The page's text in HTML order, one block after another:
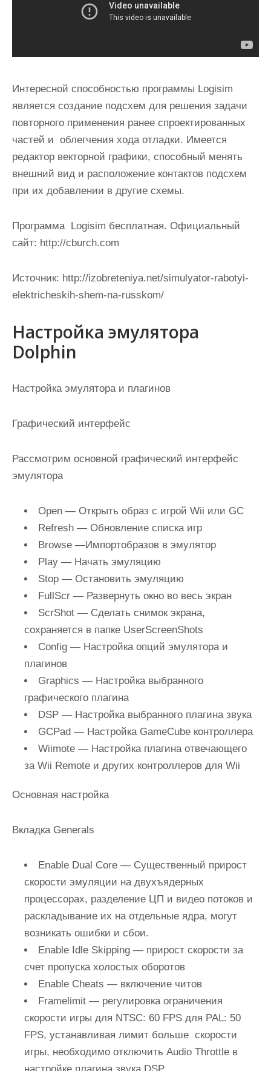
Интересной способностью программы Logisim
является создание подсхем для решения задачи
повторного применения ранее спроектированных
частей и облегчения хода отладки. Имеется
редактор векторной графики, способный менять
внешний вид и расположение контактов подсхем
при их добавлении в другие схемы.
Программа Logisim бесплатная. Официальный
сайт: http://cburch.com
Источник: http://izobreteniya.net/simulyator-rabotyi-
elektricheskih-shem-na-russkom/
Настройка эмулятора
Dolphin
Настройка эмулятора и плагинов
Графический интерфейс
Рассмотрим основной графический интерфейс
эмулятора
Open — Открыть образ с игрой Wii или GC
Refresh — Обновление списка игр
Browse —Импортобразов в эмулятор
Play — Начать эмуляцию
Stop — Остановить эмуляцию
FullScr — Развернуть окно во весь экран
ScrShot — Сделать снимок экрана,
сохраняется в папке UserScreenShots
Config — Настройка опций эмулятора и
плагинов
Graphics — Настройка выбранного
графического плагина
DSP — Настройка выбранного плагина звука
GCPad — Настройка GameCube контроллера
Wiimote — Настройка плагина отвечающего
за Wii Remote и других контроллеров для Wii
Основная настройка
Вкладка Generals
Enable Dual Core — Существенный прирост
скорости эмуляции на двухъядерных
процессорах, разделение ЦП и видео потоков и
раскладывание их на отдельные ядра, могут
возникать ошибки и сбои.
Enable Idle Skipping — прирост скорости за
счет пропуска холостых оборотов
Enable Cheats — включение читов
Framelimit — регулировка ограничения
скорости игры для NTSC: 60 FPS для PAL: 50
FPS, устанавливая лимит больше скорости
игры, необходимо отключить Audio Throttle в